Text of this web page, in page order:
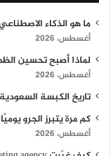
ما هو الذكاء
أغسطس، 2026
لماذا أصبح تحسين
أغسطس، 2026
تاريخ الكبسة
كم مرة يتبرز الجرو
أغسطس، 2026